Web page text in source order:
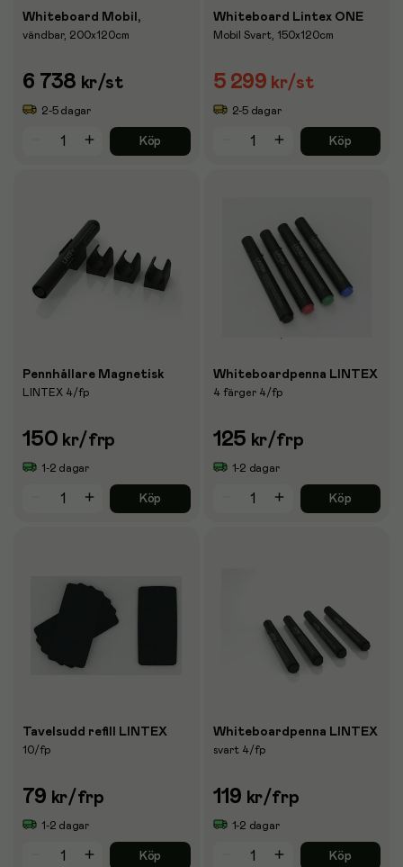
Whiteboard Mobil,
vändbar, 200x120cm
6 738 kr/st
2-5 dagar
Köp
Whiteboard Lintex ONE
Mobil Svart, 150x120cm
5 299 kr/st
2-5 dagar
Köp
Pennhållare Magnetisk
LINTEX 4/fp
150 kr/frp
1-2 dagar
Köp
Whiteboardpenna LINTEX
4 färger 4/fp
125 kr/frp
1-2 dagar
Köp
Tavelsudd refill LINTEX
10/fp
79 kr/frp
1-2 dagar
Köp
Whiteboardpenna LINTEX
svart 4/fp
119 kr/frp
1-2 dagar
Köp